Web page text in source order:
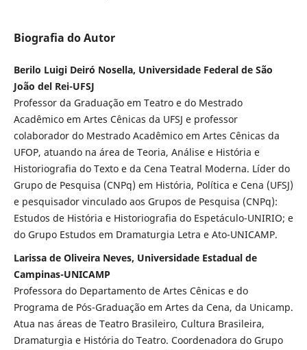
Biografia do Autor
Berilo Luigi Deiró Nosella, Universidade Federal de São
João del Rei-UFSJ
Professor da Graduação em Teatro e do Mestrado
Acadêmico em Artes Cênicas da UFSJ e professor
colaborador do Mestrado Acadêmico em Artes Cênicas da
UFOP, atuando na área de Teoria, Análise e História e
Historiografia do Texto e da Cena Teatral Moderna. Líder do
Grupo de Pesquisa (CNPq) em História, Política e Cena (UFSJ)
e pesquisador vinculado aos Grupos de Pesquisa (CNPq):
Estudos de História e Historiografia do Espetáculo-UNIRIO; e
do Grupo Estudos em Dramaturgia Letra e Ato-UNICAMP.
Larissa de Oliveira Neves, Universidade Estadual de
Campinas-UNICAMP
Professora do Departamento de Artes Cênicas e do
Programa de Pós-Graduação em Artes da Cena, da Unicamp.
Atua nas áreas de Teatro Brasileiro, Cultura Brasileira,
Dramaturgia e História do Teatro. Coordenadora do Grupo